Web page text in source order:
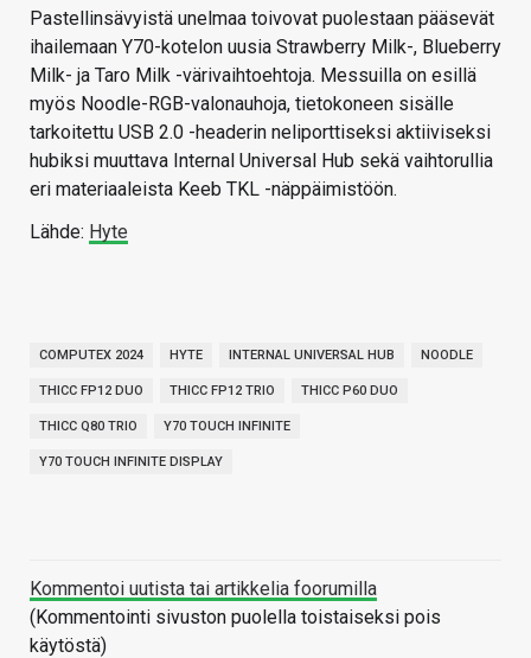
Pastellinsävyistä unelmaa toivovat puolestaan pääsevät
ihailemaan Y70-kotelon uusia Strawberry Milk-, Blueberry
Milk- ja Taro Milk -värivaihtoehtoja. Messuilla on esillä
myös Noodle-RGB-valonauhoja, tietokoneen sisälle
tarkoitettu USB 2.0 -headerin neliporttiseksi aktiiviseksi
hubiksi muuttava Internal Universal Hub sekä vaihtorullia
eri materiaaleista Keeb TKL -näppäimistöön.
Lähde: Hyte
COMPUTEX 2024 HYTE INTERNAL UNIVERSAL HUB NOODLE
THICC FP12 DUO THICC FP12 TRIO THICC P60 DUO
THICC Q80 TRIO Y70 TOUCH INFINITE
Y70 TOUCH INFINITE DISPLAY
Kommentoi uutista tai artikkelia foorumilla
(Kommentointi sivuston puolella toistaiseksi pois
käytöstä)